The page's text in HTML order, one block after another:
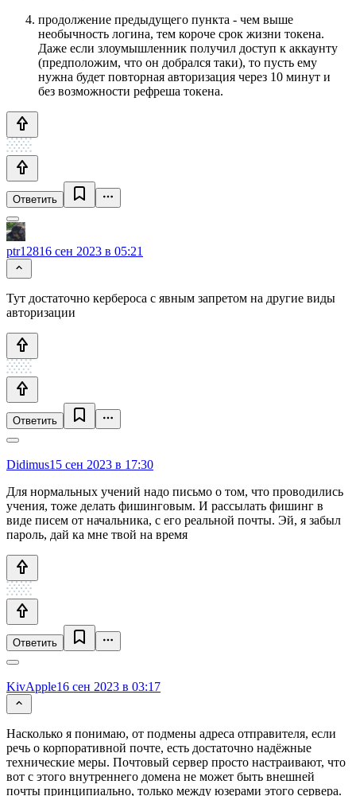
продолжение предыдущего пункта - чем выше
необычность логина, тем короче срок жизни токена.
Даже если злоумышленник получил доступ к аккаунту
(предположим, что он добрался таки), то пусть ему
нужна будет повторная авторизация через 10 минут и
без возможности рефреша токена.
Ответить
ptr12816 сен 2023 в 05:21
Тут достаточно кербероса с явным запретом на другие виды
авторизации
Ответить
Didimus15 сен 2023 в 17:30
Для нормальных учений надо письмо о том, что проводились
учения, тоже делать фишинговым. И рассылать фишинг в
виде писем от начальника, с его реальной почты. Эй, я забыл
пароль, дай ка мне твой на время
Ответить
KivApple16 сен 2023 в 03:17
Насколько я понимаю, от подмены адреса отправителя, если
речь о корпоративной почте, есть достаточно надёжные
технические меры. Почтовый сервер просто настраивают, что
вот с этого внутреннего домена не может быть внешней
почты принципиально, только между юзерами этого сервера.